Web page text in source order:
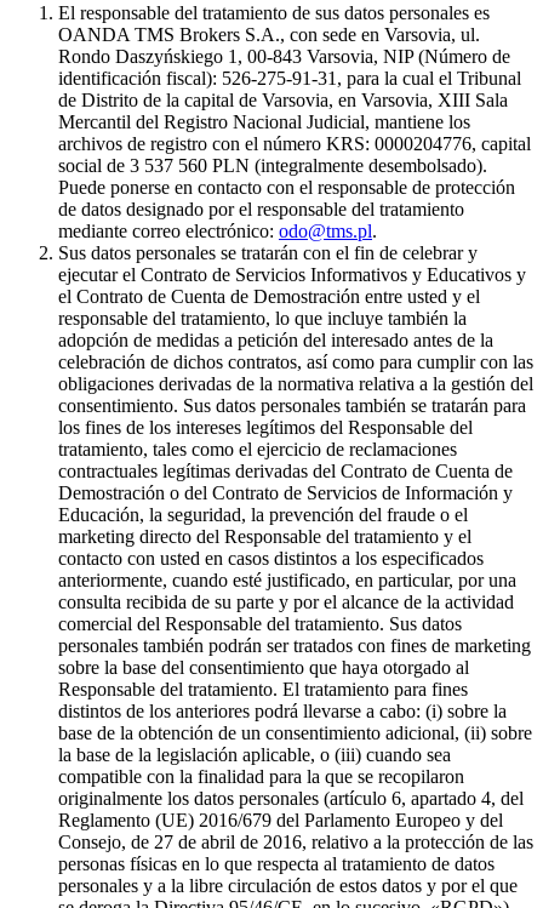
El responsable del tratamiento de sus datos personales es
OANDA TMS Brokers S.A., con sede en Varsovia, ul.
Rondo Daszyńskiego 1, 00-843 Varsovia, NIP (Número de
identificación fiscal): 526-275-91-31, para la cual el Tribunal
de Distrito de la capital de Varsovia, en Varsovia, XIII Sala
Mercantil del Registro Nacional Judicial, mantiene los
archivos de registro con el número KRS: 0000204776, capital
social de 3 537 560 PLN (integralmente desembolsado).
Puede ponerse en contacto con el responsable de protección
de datos designado por el responsable del tratamiento
mediante correo electrónico: odo@tms.pl.
Sus datos personales se tratarán con el fin de celebrar y
ejecutar el Contrato de Servicios Informativos y Educativos y
el Contrato de Cuenta de Demostración entre usted y el
responsable del tratamiento, lo que incluye también la
adopción de medidas a petición del interesado antes de la
celebración de dichos contratos, así como para cumplir con las
obligaciones derivadas de la normativa relativa a la gestión del
consentimiento. Sus datos personales también se tratarán para
los fines de los intereses legítimos del Responsable del
tratamiento, tales como el ejercicio de reclamaciones
contractuales legítimas derivadas del Contrato de Cuenta de
Demostración o del Contrato de Servicios de Información y
Educación, la seguridad, la prevención del fraude o el
marketing directo del Responsable del tratamiento y el
contacto con usted en casos distintos a los especificados
anteriormente, cuando esté justificado, en particular, por una
consulta recibida de su parte y por el alcance de la actividad
comercial del Responsable del tratamiento. Sus datos
personales también podrán ser tratados con fines de marketing
sobre la base del consentimiento que haya otorgado al
Responsable del tratamiento. El tratamiento para fines
distintos de los anteriores podrá llevarse a cabo: (i) sobre la
base de la obtención de un consentimiento adicional, (ii) sobre
la base de la legislación aplicable, o (iii) cuando sea
compatible con la finalidad para la que se recopilaron
originalmente los datos personales (artículo 6, apartado 4, del
Reglamento (UE) 2016/679 del Parlamento Europeo y del
Consejo, de 27 de abril de 2016, relativo a la protección de las
personas físicas en lo que respecta al tratamiento de datos
personales y a la libre circulación de estos datos y por el que